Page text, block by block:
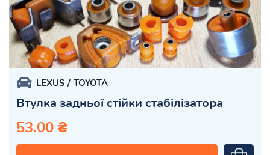
LEXUS TOYOTA
Втулка задньої стійки стабілізатора
53.00 ₴